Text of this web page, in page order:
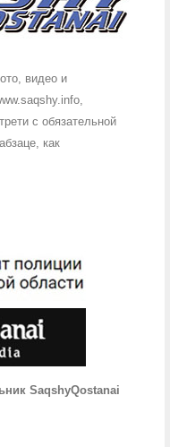
видео и
с обязательной
как
SaqshyQostanai